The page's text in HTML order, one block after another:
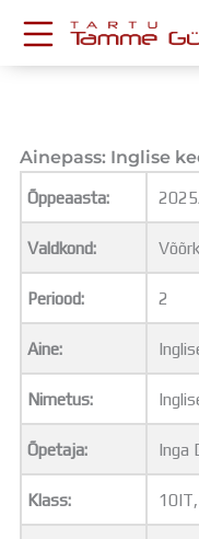
content
Postkast
Drive
Tamme TV
Tamme
Kooliraadio
Koorilaul
Tunniplaan
Aastaplaan
Õppekava
Ainepassid
Huviringid
Õpilastööd
Distantsõpe
Ainepass: Inglise
Õppeaasta:
Valdkond:
Periood: 2
Aine:
Nimetus:
Õpetaja: Inga
Klass: